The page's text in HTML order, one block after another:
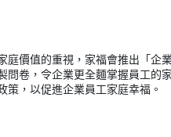
庭價值的重視，家福會推出「企
問卷，令企業更全麵掌握員工的
，以促進企業員工家庭幸福。